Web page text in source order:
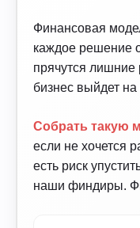
Финансовая
каждое решение
прячутся лишние
бизнес выйдет на
Собрать такую
если не хочется
есть риск
наши финдиры.